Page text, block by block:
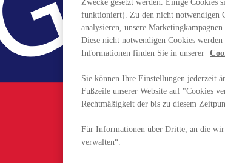
Zwecke gesetzt werden. Einige Cookies
funktioniert). Zu den nicht notwendigen
analysieren, unsere
Diese nicht notwendigen Cookies
Informationen finden Sie in unserer
Sie können Ihre Einstellungen jederzeit
Fußzeile unserer Website auf "Cookies
Rechtmäßigkeit der bis zu diesem
Für Informationen über Dritte, an die
verwalten“.